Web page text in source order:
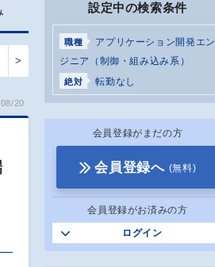
>
20
設定中の検索条件
職種
アプリケーション開発エン
ジニア（制御・組み込み系）
絶対 転勤なし
会員登録がまだの方
会員登録へ (無料)
会員登録がお済みの方
ログイン